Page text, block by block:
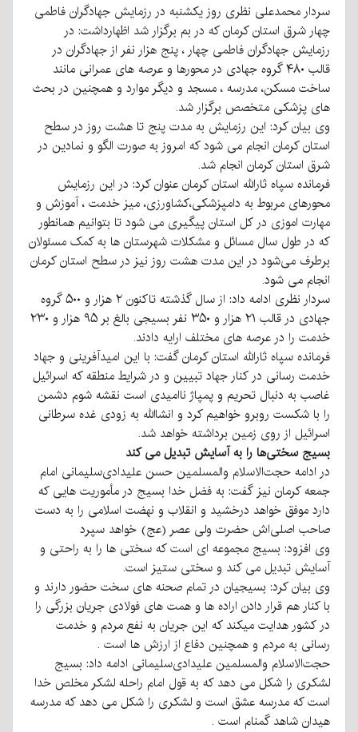
سردار محمدعلی نظری روز یکشنبه در رزمایش جهادگران فاطمی
چهار شرق استان کرمان که در بم برگزار شد اظهارداشت: در
رزمایش جهادگران فاطمی چهار ، پنج هزار نفر از جهادگران در
قالب ۴۸۰ گروه جهادی در محورها و عرصه های عمرانی مانند
ساخت مسکن، مدرسه ، مسجد و دیگر موارد و همچنین در بحث
های پزشکی متخصص برگزار شد.
وی بیان کرد: این رزمایش به مدت پنج تا هشت روز در سطح
استان کرمان انجام می شود که امروز به صورت الگو و نمادین در
شرق استان کرمان انجام شد.
فرمانده سپاه ثارالله استان کرمان عنوان کرد: در این رزمایش
محورهای مربوط به دامپزشکی،کشاورزی، میز خدمت ، آموزش و
مهارت اموزی در کل استان پیگیری می شود تا بتوانیم همانطور
که در طول سال مسائل و مشکلات شهرستان ها به کمک مسئولان
برطرف می‌شود در این مدت هشت روز نیز در سطح استان کرمان
انجام می شود.
سردار نظری ادامه داد: از سال گذشته تاکنون ۲ هزار و ۵۰۰ گروه
جهادی در قالب ۲۱ هزار و ۳۵۰ نفر بسیجی بالغ بر ۹۵ هزار و ۲۳۰
خدمت را در عرصه های مختلف ارایه دادند.
فرمانده سپاه ثارالله استان کرمان گفت: با این امیدآفرینی و جهاد
خدمت رسانی در کنار جهاد تبیین و در شرایط منطقه که اسرائیل
غاصب به دنبال تحریم و پمپاژ ناامیدی است نقشه شوم دشمن
را با شکست روبرو خواهیم کرد و انشاالله به زودی غده سرطانی
اسرائیل از روی زمین برداشته خواهد شد.
بسیج سختی‌ها را به آسایش تبدیل می کند
در ادامه حجت‌الاسلام والمسلمین حسن علیدادی‌سلیمانی امام
جمعه کرمان نیز گفت: به فضل خدا بسیج در مأموریت هایی که
دارد موفق خواهد درخشید و انقلاب و نهضت اسلامی را به دست
صاحب اصلی‌اش حضرت ولی عصر (عج) خواهد سپرد
وی افزود: بسیج مجموعه ای است که سختی ها را به راحتی و
آسایش تبدیل می کند و سختی ستیز است.
وی بیان کرد: بسیجیان در تمام صحنه های سخت حضور دارند و
با کنار هم قرار دادن اراده ها و همت های فولادی جریان بزرگی را
در کشور هدایت میکند که این جریان به نفع مردم و خدمت
رسانی به مردم و همچنین دفاع از ارزش ها است ‌.
حجت‌الاسلام والمسلمین علیدادی‌سلیمانی ادامه داد: بسیج
لشکری را شکل می دهد که به قول امام راحله لشکر مخلص خدا
است که مدرسه عشق است و لشکری را شکل می دهد که مدرسه
هیدان شاهد گمنام است .